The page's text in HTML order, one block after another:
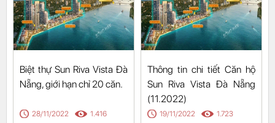
Biệt thự Sun Riva Vista Đà
Nẵng, giới hạn chỉ 20 căn.
28/11/2022 1.416
Thông tin chi tiết Căn hộ
Sun Riva Vista Đà Nẵng
(11.2022)
19/11/2022 1.723